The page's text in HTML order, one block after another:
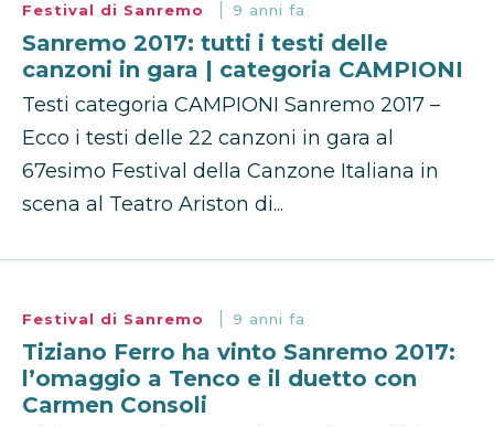
Festival di Sanremo 9 anni fa
Sanremo 2017: tutti i testi delle
canzoni in gara | categoria CAMPIONI
Testi categoria CAMPIONI Sanremo 2017 –
Ecco i testi delle 22 canzoni in gara al
67esimo Festival della Canzone Italiana in
scena al Teatro Ariston di...
Festival di Sanremo 9 anni fa
Tiziano Ferro ha vinto Sanremo 2017:
l’omaggio a Tenco e il duetto con
Carmen Consoli